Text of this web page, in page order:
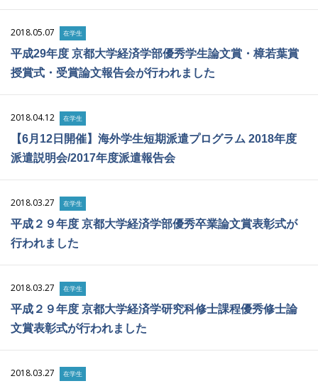
2018.05.07 在学生
平成29年度 京都大学経済学部優秀学生論文賞・樟若葉賞
授賞式・受賞論文報告会が行われました
2018.04.12 在学生
【6月12日開催】海外学生短期派遣プログラム 2018年度
派遣説明会/2017年度派遣報告会
2018.03.27 在学生
平成２９年度 京都大学経済学部優秀卒業論文賞表彰式が
行われました
2018.03.27 在学生
平成２９年度 京都大学経済学研究科修士課程優秀修士論
文賞表彰式が行われました
2018.03.27 在学生